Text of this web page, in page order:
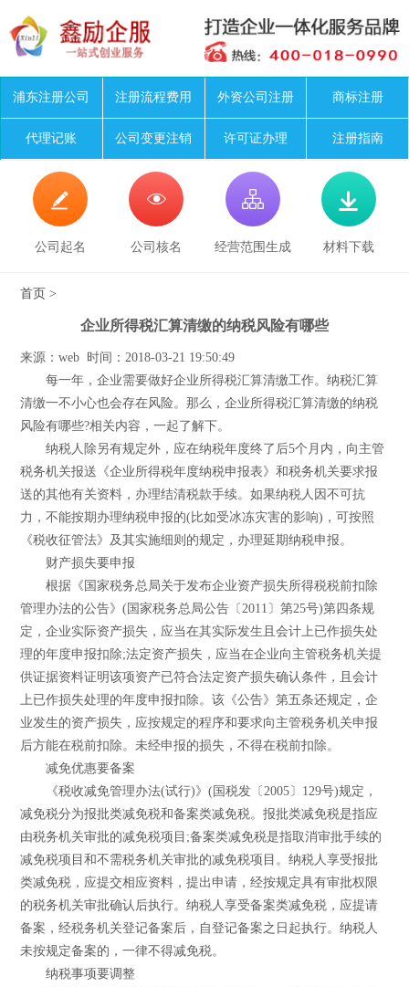
浦东注册公司 注册流程费用 外资公司注册 商标注册
代理记账 公司变更注销 许可证办理 注册指南

公司起名

公司核名

经营范围生成

材料下载
首页 >
企业所得税汇算清缴的纳税风险有哪些
来源：web 时间：2018-03-21 19:50:49
每一年，企业需要做好企业所得税汇算清缴工作。纳税汇算
清缴一不小心也会存在风险。那么，企业所得税汇算清缴的纳税
风险有哪些?相关内容，一起了解下。
纳税人除另有规定外，应在纳税年度终了后5个月内，向主管
税务机关报送《企业所得税年度纳税申报表》和税务机关要求报
送的其他有关资料，办理结清税款手续。如果纳税人因不可抗
力，不能按期办理纳税申报的(比如受冰冻灾害的影响)，可按照
《税收征管法》及其实施细则的规定，办理延期纳税申报。
财产损失要申报
根据《国家税务总局关于发布企业资产损失所得税税前扣除
管理办法的公告》(国家税务总局公告〔2011〕第25号)第四条规
定，企业实际资产损失，应当在其实际发生且会计上已作损失处
理的年度申报扣除;法定资产损失，应当在企业向主管税务机关提
供证据资料证明该项资产已符合法定资产损失确认条件，且会计
上已作损失处理的年度申报扣除。该《公告》第五条还规定，企
业发生的资产损失，应按规定的程序和要求向主管税务机关申报
后方能在税前扣除。未经申报的损失，不得在税前扣除。
减免优惠要备案
《税收减免管理办法(试行)》(国税发〔2005〕129号)规定，
减免税分为报批类减免税和备案类减免税。报批类减免税是指应
由税务机关审批的减免税项目;备案类减免税是指取消审批手续的
减免税项目和不需税务机关审批的减免税项目。纳税人享受报批
类减免税，应提交相应资料，提出申请，经按规定具有审批权限
的税务机关审批确认后执行。纳税人享受备案类减免税，应提请
备案，经税务机关登记备案后，自登记备案之日起执行。纳税人
未按规定备案的，一律不得减免税。
纳税事项要调整